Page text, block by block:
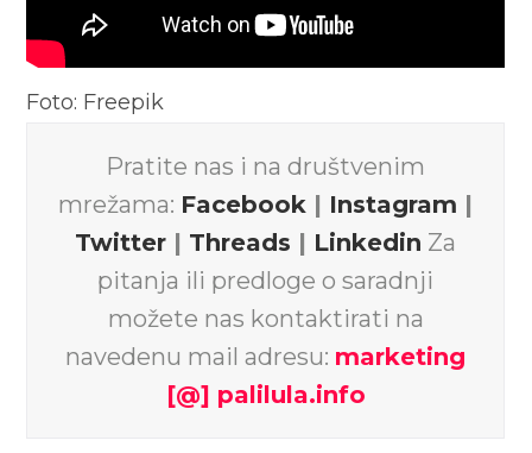
Foto: Freepik
Pratite nas i na društvenim
mrežama: Facebook | Instagram |
Twitter | Threads | Linkedin Za
pitanja ili predloge o saradnji
možete nas kontaktirati na
navedenu mail adresu: marketing
[@] palilula.info